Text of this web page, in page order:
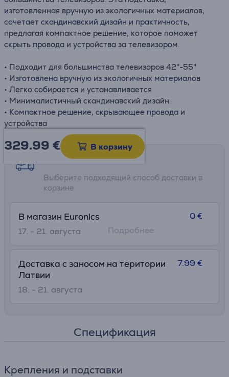
изготовленная вручную из экологичных материалов,
сочетает скандинавский дизайн и практичность,
предлагая компактное решение, которое поможет
скрыть провода и устройства за телевизором.
• Подходит для большинства телевизоров 42''-55''
• Изготовлена вручную из экологичных материалов
• Легко собирается и устанавливается
• Минималистичный скандинавский дизайн
• Компактное решение, скрывающее провода и
устройства
329.99 € В корзину
Возможности доставки
Выберите подходящий способ доставки в
корзине
В магазин Euronics
17. - 21. августа
0 €
Подробнее
Доставка с заносом на територии
Латвии
18. - 21. августа
7.99 €
Спецификация
Крепления и подставки